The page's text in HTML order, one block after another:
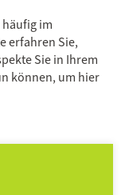
im
erfahren Sie,
Sie in Ihrem
können, um hier